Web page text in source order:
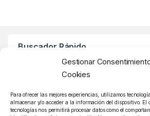
Gestionar
Cookies
Para ofrecer las mejores experiencias, utilizamos
almacenar y/o acceder a la información del dispositivo. El
tecnologías nos permitirá procesar datos como el
Buscador Rápido
Atención Cliente